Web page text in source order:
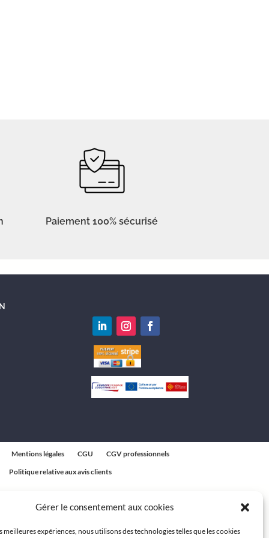
Gérer le consentement aux cookies
meilleures expériences, nous utilisons des technologies telles que les cookies
Paiement 100% sécurisé
Mentions légales CGU
CGV professionnels
Politique relative aux avis clients